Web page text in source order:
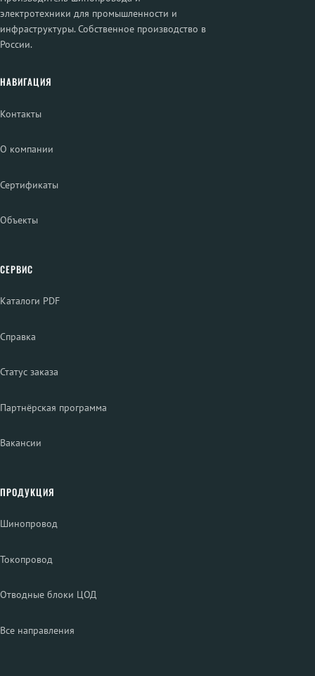
электротехники для промышленности и
инфраструктуры. Собственное производство в
России.
НАВИГАЦИЯ
Контакты
О компании
Сертификаты
Объекты
СЕРВИС
Каталоги PDF
Справка
Статус заказа
Партнёрская программа
Вакансии
ПРОДУКЦИЯ
Шинопровод
Токопровод
Отводные блоки ЦОД
Все направления